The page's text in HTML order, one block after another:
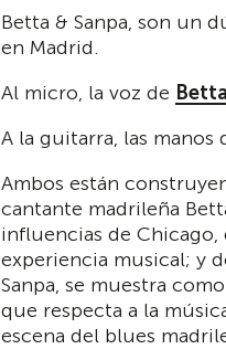
Betta & Sanpa, son un
en Madrid.
Al micro, la voz de
A la guitarra, las manos
Ambos están
cantante madrileña
influencias de
experiencia musical; y
Sanpa, se muestra
que respecta a la
escena del blues